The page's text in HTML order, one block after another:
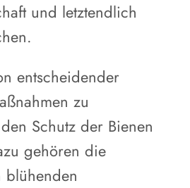
und letztendlich
entscheidender
zu
Schutz der Bienen
gehören die
blühenden